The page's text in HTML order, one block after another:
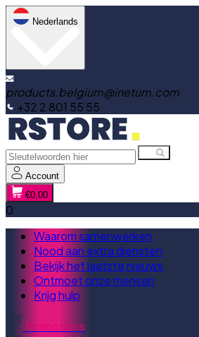
Nederlands
products.belgium@inetum.com
+32 2 801 55 55
Account
€0,00
0
Waarom samenwerken
Nood aan extra diensten
Bekijk het laatste nieuws
Ontmoet onze mensen
Krijg hulp
Promotions